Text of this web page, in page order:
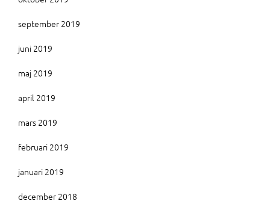
september 2019
juni 2019
maj 2019
april 2019
mars 2019
februari 2019
januari 2019
december 2018